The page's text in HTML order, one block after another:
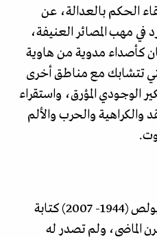
الحكم بالعدالة، عن
في مهب المصائر العنيفة،
كأصداء مدوية من هاوية
تتشابك مع مناطق أخرى
الوجودي المؤرق، واستقراء
والكراهية والحرب والألم
جرب الشاعر العراقي سركون بولص (1944- 2007) كتابة
الماضي، ولم تصدر له